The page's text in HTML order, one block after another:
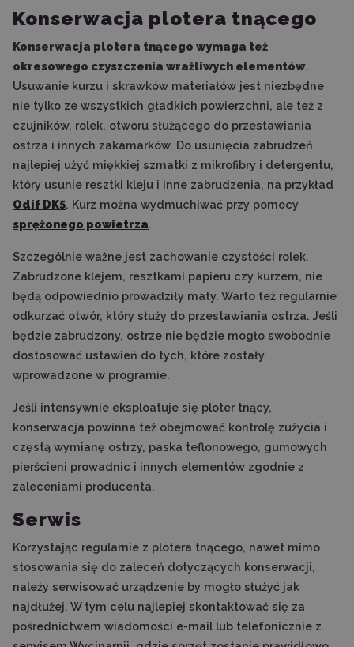
Konserwacja plotera tnącego
Konserwacja plotera tnącego wymaga też
okresowego czyszczenia wrażliwych elementów.
Usuwanie kurzu i skrawków materiałów jest niezbędne
nie tylko ze wszystkich gładkich powierzchni, ale też z
czujników, rolek, otworu służącego do przestawiania
ostrza i innych zakamarków. Do usunięcia zabrudzeń
najlepiej użyć miękkiej szmatki z mikrofibry i detergentu,
który usunie resztki kleju i inne zabrudzenia, na przykład
Odif DK5. Kurz można wydmuchiwać przy pomocy
sprężonego powietrza.
Szczególnie ważne jest zachowanie czystości rolek.
Zabrudzone klejem, resztkami papieru czy kurzem, nie
będą odpowiednio prowadziły maty. Warto też regularnie
odkurzać otwór, który służy do przestawiania ostrza. Jeśli
będzie zabrudzony, ostrze nie będzie mogło swobodnie
dostosować ustawień do tych, które zostały
wprowadzone w programie.
Jeśli intensywnie eksploatuje się ploter tnący,
konserwacja powinna też obejmować kontrolę zużycia i
częstą wymianę ostrzy, paska teflonowego, gumowych
pierścieni prowadnic i innych elementów zgodnie z
zaleceniami producenta.
Serwis
Korzystając regularnie z plotera tnącego, nawet mimo
stosowania się do zaleceń dotyczących konserwacji,
należy serwisować urządzenie by mogło służyć jak
najdłużej. W tym celu najlepiej skontaktować się za
pośrednictwem wiadomości e-mail lub telefonicznie z